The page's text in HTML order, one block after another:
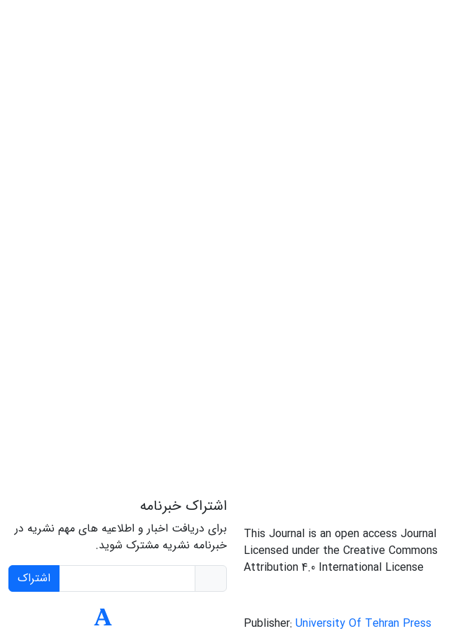
This Journal is an open access Journal
Licensed under the Creative Commons
Attribution 4.0 International License
Publisher: University Of Tehran Press
اشتراک خبرنامه
برای دریافت اخبار و اطلاعیه های مهم نشریه در
خبرنامه نشریه مشترک شوید.
اشتراک